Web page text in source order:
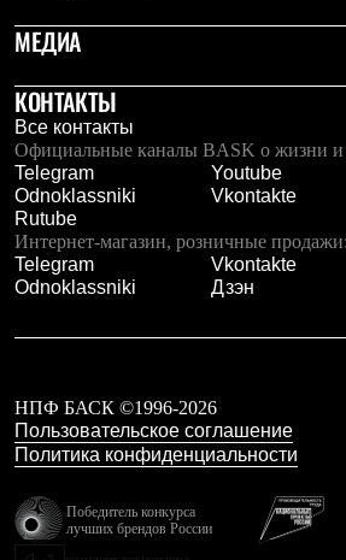
МЕДИА
КОНТАКТЫ
Все контакты
Официальные каналы BASK о жизни и
Telegram
Youtube
Odnoklassniki
Vkontakte
Rutube
Интернет-магазин, розничные
Telegram
Vkontakte
Odnoklassniki
Дзэн
НПФ БАСК ©1996-2026
Пользовательское соглашение
Политика конфиденциальности
Победитель конкурса
лучших брендов России